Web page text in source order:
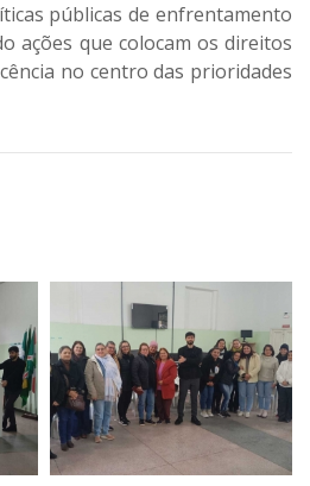
públicas de enfrentamento
ações que colocam os direitos
no centro das prioridades